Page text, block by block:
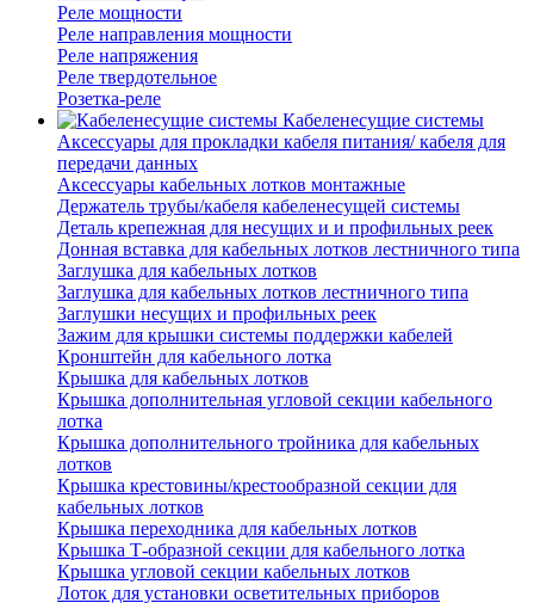
Реле мощности
Реле направления мощности
Реле напряжения
Реле твердотельное
Розетка-реле
Кабеленесущие системы
Аксессуары для прокладки кабеля питания/ кабеля для
передачи данных
Аксессуары кабельных лотков монтажные
Держатель трубы/кабеля кабеленесущей системы
Деталь крепежная для несущих и и профильных реек
Донная вставка для кабельных лотков лестничного типа
Заглушка для кабельных лотков
Заглушка для кабельных лотков лестничного типа
Заглушки несущих и профильных реек
Зажим для крышки системы поддержки кабелей
Кронштейн для кабельного лотка
Крышка для кабельных лотков
Крышка дополнительная угловой секции кабельного
лотка
Крышка дополнительного тройника для кабельных
лотков
Крышка крестовины/крестообразной секции для
кабельных лотков
Крышка переходника для кабельных лотков
Крышка Т-образной секции для кабельного лотка
Крышка угловой секции кабельных лотков
Лоток для установки осветительных приборов